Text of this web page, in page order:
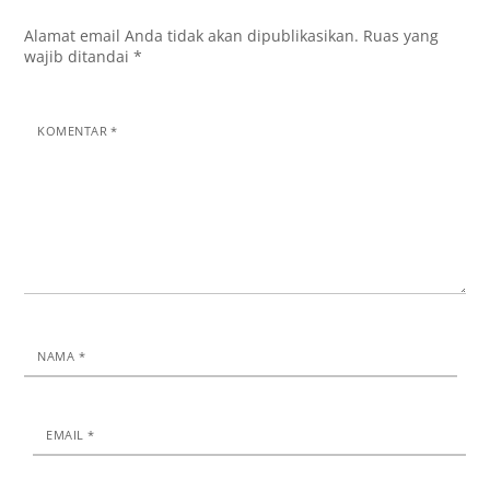
Alamat email Anda tidak akan dipublikasikan. Ruas yang
wajib ditandai*
KOMENTAR*
NAMA *
EMAIL*